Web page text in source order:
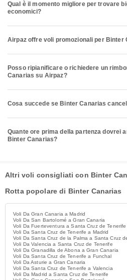
Qual è il momento migliore per trovare
economici?
Airpaz offre voli promozionali per Binter
Posso ripianificare o richiedere un
Canarias su Airpaz?
Cosa succede se Binter Canarias
Quante ore prima della partenza dovrei
Binter Canarias?
Altri voli consigliati con Binter
Rotta popolare di Binter Canarias
Voli Da Gran Canaria a Madrid
Voli Da San Bartolomé a Gran Canaria
Voli Da Fuerteventura a Santa Cruz de Tenerife
Voli Da Santa Cruz de Tenerife a Madrid
Voli Da Santa Cruz de la Palma a Santa Cruz
Voli Da Valencia a Santa Cruz de Tenerife
Voli Da Granadilla de Abona a Gran Canaria
Voli Da Santa Cruz de Tenerife a Funchal
Voli Da Asturie a Gran Canaria
Voli Da Santa Cruz de Tenerife a Valencia
Voli Da Madrid a Santa Cruz de Tenerife